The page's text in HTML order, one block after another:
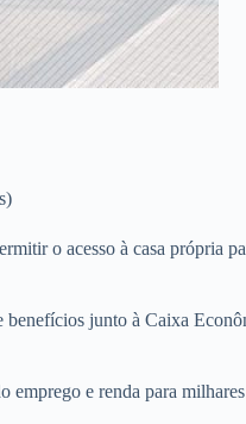
o acesso à casa própria
junto à Caixa
e renda para